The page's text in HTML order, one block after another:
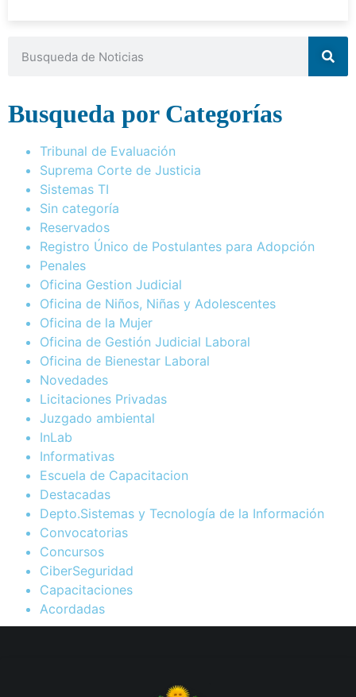
Busqueda por Categorías
Tribunal de Evaluación
Suprema Corte de Justicia
Sistemas TI
Sin categoría
Reservados
Registro Único de Postulantes para Adopción
Penales
Oficina Gestion Judicial
Oficina de Niños, Niñas y Adolescentes
Oficina de la Mujer
Oficina de Gestión Judicial Laboral
Oficina de Bienestar Laboral
Novedades
Licitaciones Privadas
Juzgado ambiental
InLab
Informativas
Escuela de Capacitacion
Destacadas
Depto.Sistemas y Tecnología de la Información
Convocatorias
Concursos
CiberSeguridad
Capacitaciones
Acordadas